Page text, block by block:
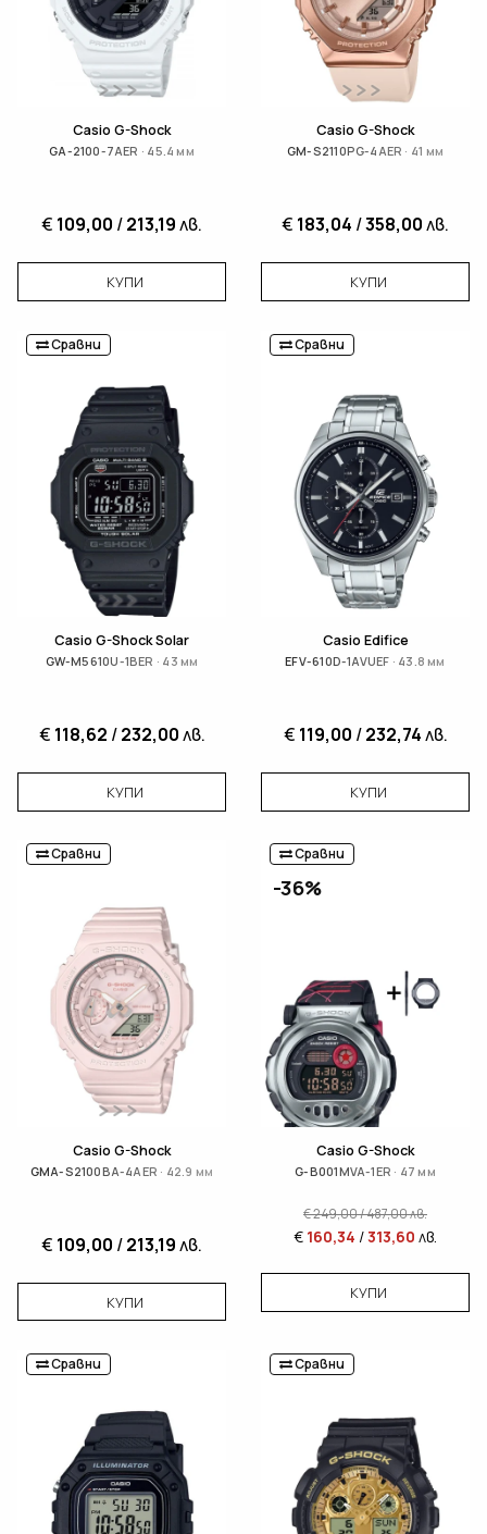
Casio G-Shock
GA-2100-7AER · 45.4 мм
€ 109,00 /213,19лв.
КУПИ
Casio G-Shock
GM-S2110PG-4AER · 41 мм
€ 183,04 /358,00лв.
КУПИ
Сравни
Casio G-Shock Solar
GW-M5610U-1BER · 43 мм
€ 118,62 /232,00лв.
КУПИ
Сравни
Casio Edifice
EFV-610D-1AVUEF · 43.8 мм
€ 119,00 /232,74лв.
КУПИ
Сравни
Casio G-Shock
GMA-S2100BA-4AER · 42.9 мм
€ 109,00 /213,19лв.
КУПИ
Сравни
-36%
Casio G-Shock
G-B001MVA-1ER · 47 мм
€249,00/487,00лв.
€ 160,34 /313,60 лв.
КУПИ
Сравни Сравни